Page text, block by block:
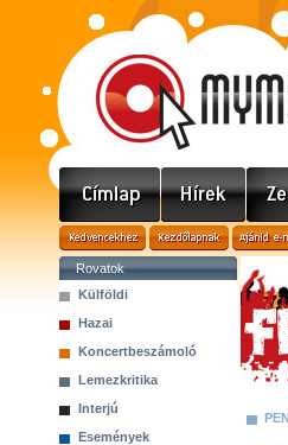
Rovatok
Külföldi
Hazai
Koncertbeszámoló
Lemezkritika
Interjú
Események